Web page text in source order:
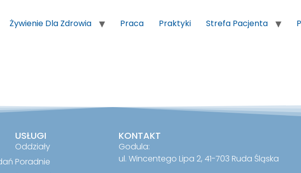
Żywienie Dla Zdrowia Praca Praktyki Strefa Pacjenta
USŁUGI
Oddziały
Poradnie
KONTAKT
Godula:
ul. Wincentego Lipa 2, 41-703 Ruda Śląska